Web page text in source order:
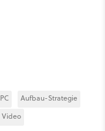
PC
Aufbau-Strategie
Video